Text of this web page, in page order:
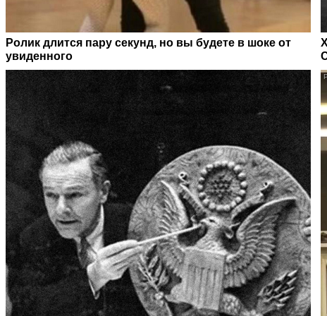
Ролик длится пару секунд, но вы будете в шоке от
увиденного